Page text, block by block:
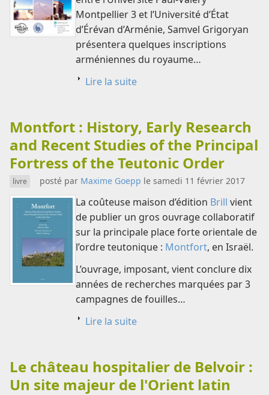
Montpellier 3 et l’Université d’État
d’Érévan d’Arménie, Samvel Grigoryan
présentera quelques inscriptions
arméniennes du royaume…
Lire la suite
Montfort : History, Early Research
and Recent Studies of the Principal
Fortress of the Teutonic Order
livre posté par Maxime Goepp le samedi 11 février 2017
La coûteuse maison d’édition Brill vient
de publier un gros ouvrage collaboratif
sur la principale place forte orientale de
l’ordre teutonique : Montfort, en Israël.
L’ouvrage, imposant, vient conclure dix
années de recherches marquées par 3
campagnes de fouilles…
Lire la suite
Le château hospitalier de Belvoir :
Un site majeur de l'Orient latin